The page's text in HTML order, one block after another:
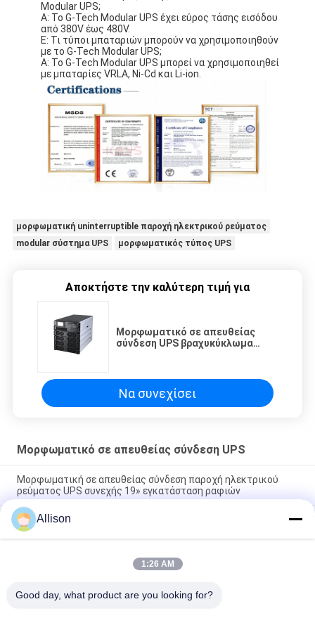
Modular UPS;
A: Το G-Tech Modular UPS έχει εύρος τάσης εισόδου
από 380V έως 480V.
Ε: Τι τύποι μπαταριών μπορούν να χρησιμοποιηθούν
με το G-Tech Modular UPS;
A: Το G-Tech Modular UPS μπορεί να χρησιμοποιηθεί
με μπαταρίες VRLA, Ni-Cd και Li-ion.
μορφωματική uninterruptible παροχή ηλεκτρικού ρεύματος
modular σύστημα UPS
μορφωματικός τύπος UPS
Αποκτήστε την καλύτερη τιμή για
Μορφωματικό σε απευθείας
σύνδεση UPS βραχυκύκλωμα
θερμοκρασίας
Να συνεχίσει
Μορφωματικό σε απευθείας σύνδεση UPS
Μορφωματική σε απευθείας σύνδεση παροχή ηλεκτρικού
ρεύματος UPS συνεχής 19» εγκατάσταση ραφιών
Υψηλή συχνότητα μορφωματικό σε απευθείας σύνδεση UPS,
μορφωματική Uninterruptible παροχή ηλεκτρικού ρεύματος
τριών φάσεων
Μορφωματική σε απευθείας σύνδεση UPS LCD υψηλή επίδοση
Allison
1:26 AM
Good day, what product are you looking for?